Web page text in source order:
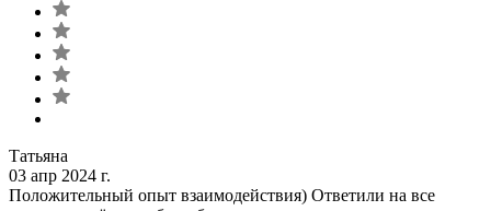
Татьяна
03 апр 2024 г.
Положительный опыт взаимодействия) Ответили на все